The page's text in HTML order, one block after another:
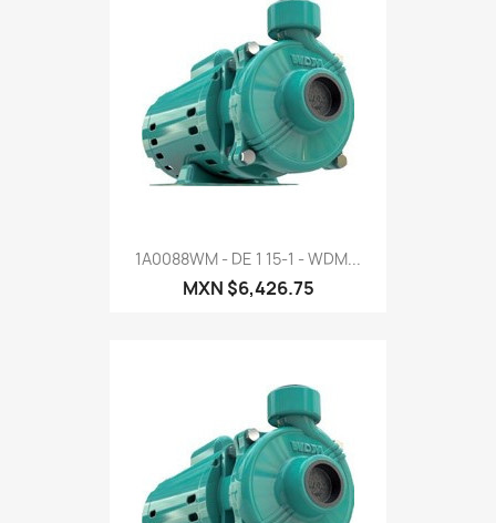
1A0088WM - DE 1 15-1 - WDM...
MXN $6,426.75